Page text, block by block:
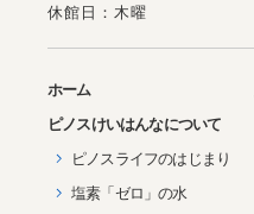
休館日：木曜
ホーム
ピノスけいはんなについて
ピノスライフのはじまり
塩素「ゼロ」の水